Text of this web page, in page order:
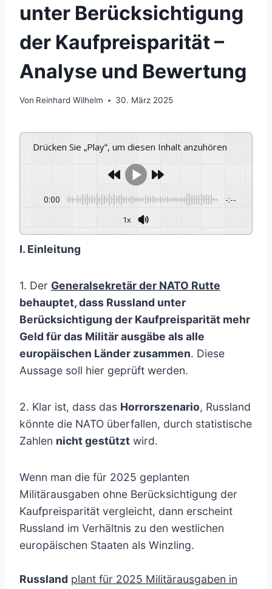
unter Berücksichtigung
der Kaufpreisparität –
Analyse und Bewertung
Von Reinhard Wilhelm 30. März 2025
Drücken Sie „Play“, um diesen Inhalt anzuhören
0:00 -:--
1x
I. Einleitung
1. Der Generalsekretär der NATO Rutte
behauptet, dass Russland unter
Berücksichtigung der Kaufpreisparität mehr
Geld für das Militär ausgäbe als alle
europäischen Länder zusammen. Diese
Aussage soll hier geprüft werden.
2. Klar ist, dass das Horrorszenario, Russland
könnte die NATO überfallen, durch statistische
Zahlen nicht gestützt wird.
Wenn man die für 2025 geplanten
Militärausgaben ohne Berücksichtigung der
Kaufpreisparität vergleicht, dann erscheint
Russland im Verhältnis zu den westlichen
europäischen Staaten als Winzling.
Russland plant für 2025 Militärausgaben in